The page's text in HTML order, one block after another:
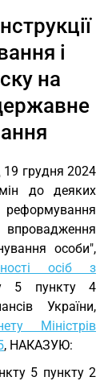
і
на
19 грудня 2024
до деяких
особи",
осіб з
5 пункту 4
України,
Міністрів
, НАКАЗУЮ:
5 пункту 2